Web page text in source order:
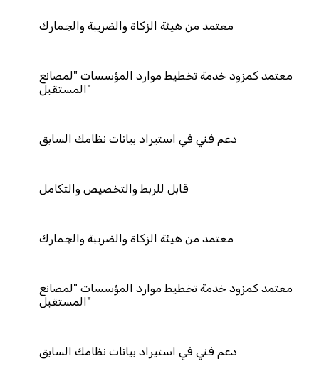
هيئة الزكاة والضريبة والجمارك
موارد المؤسسات "لمصانع
في استيراد بيانات نظامك السابق
قابل للربط والتخصيص والتكامل
هيئة الزكاة والضريبة والجمارك
موارد المؤسسات "لمصانع
في استيراد بيانات نظامك السابق